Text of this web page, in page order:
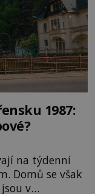
1987:
na týdenní
Domů se však